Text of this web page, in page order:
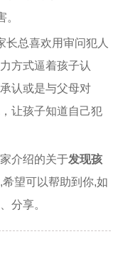
长总喜欢用审问犯人
方式逼着孩子认
认或是与父母对
让孩子知道自己犯
介绍的关于发现孩
望可以帮助到你,如
分享。